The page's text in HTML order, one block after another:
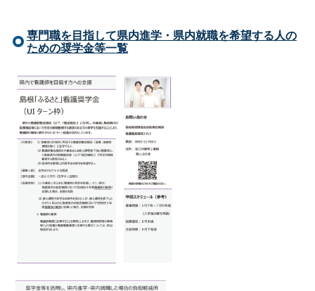
専門職を目指して県内進学・県内就職を希望する人の
ための奨学金等一覧